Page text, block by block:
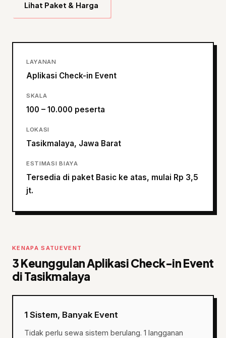
Lihat Paket & Harga
LAYANAN
Aplikasi Check-in Event
SKALA
100 – 10.000 peserta
LOKASI
Tasikmalaya, Jawa Barat
ESTIMASI BIAYA
Tersedia di paket Basic ke atas, mulai Rp 3,5
jt.
KENAPA SATUEVENT
3 Keunggulan Aplikasi Check-in Event
di Tasikmalaya
1 Sistem, Banyak Event
Tidak perlu sewa sistem berulang. 1 langganan